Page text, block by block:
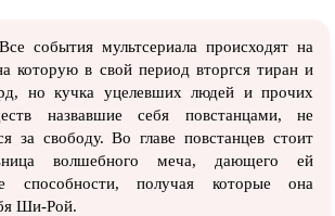
Все события мультсериала происходят на
которую в свой период вторгся тиран и
но кучка уцелевших людей и прочих
назвавшие себя повстанцами, не
за свободу. Во главе повстанцев стоит
волшебного меча, дающего ей
способности, получая которые она
Ши-Рой.